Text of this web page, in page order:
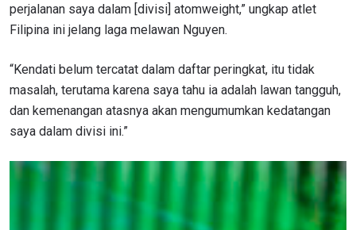
perjalanan saya dalam [divisi] atomweight,” ungkap atlet
Filipina ini jelang laga melawan Nguyen.
“Kendati belum tercatat dalam daftar peringkat, itu tidak
masalah, terutama karena saya tahu ia adalah lawan tangguh,
dan kemenangan atasnya akan mengumumkan kedatangan
saya dalam divisi ini.”